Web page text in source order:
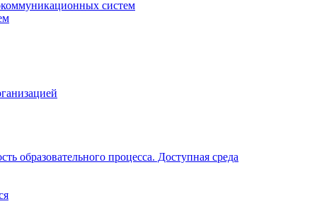
систем
образовательного процесса. Доступная среда